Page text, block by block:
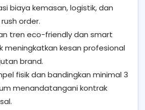
biaya kemasan, logistik, dan
order.
tren eco-friendly dan smart
meningkatkan kesan profesional
brand.
fisik dan bandingkan minimal 3
menandatangani kontrak